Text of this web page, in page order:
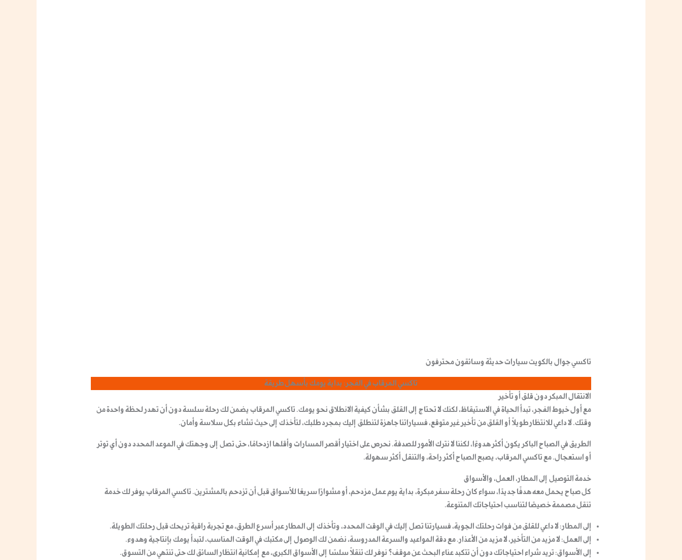
تاكسي جوال بالكويت سيارات حديثة وسائقون محترفون
تاكسي المرقاب في الفجر: بداية يومك بأسهل طريقة
الانتقال المبكر دون قلق أو تأخير
مع أول خيوط الفجر، تبدأ الحياة في الاستيقاظ، لكنك لا تحتاج إلى القلق بشأن كيفية الانطلاق نحو يومك. تاكسي المرقابيضمن لك رحلة سلسة دون أن تهدر لحظة واحدة من
وقتك. لا داعي للانتظار طويلاً أو القلق من تأخير غير متوقع، فسياراتنا جاهزة لتنطلق إليك بمجرد طلبك، لتأخذك إلى حيث تشاء بكل سلاسة وأمان.
الطريق في الصباح الباكر يكون أكثر هدوءًا، لكننا لا نترك الأمور للصدفة. نحرص على اختيار أقصر المسارات وأقلها ازدحامًا، حتى تصل إلى وجهتك في الموعد المحدد دون أي توتر
أو استعجال. مع تاكسي المرقاب، يصبح الصباح أكثر راحة، والتنقل أكثر سهولة.
خدمة التوصيل إلى المطار، العمل، والأسواق
كل صباح يحمل معه هدفًا جديدًا، سواء كان رحلة سفر مبكرة، بداية يوم عمل مزدحم، أو مشوارًا سريعًا للأسواق قبل أن تزدحم بالمشترين. تاكسي المرقابيوفر لك خدمة
تنقل مصممة خصيصًا لتناسب احتياجاتك المتنوعة.
إلى المطار: لا داعي للقلق من فوات رحلتك الجوية، فسيارتنا تصل إليك في الوقت المحدد، وتأخذك إلى المطار عبر أسرع الطرق، مع تجربة راقية تريحك قبل رحلتك الطويلة.
إلى العمل: لا مزيد من التأخير، لا مزيد من الأعذار. مع دقة المواعيد والسرعة المدروسة، نضمن لك الوصول إلى مكتبك في الوقت المناسب، لتبدأ يومك بإنتاجية وهدوء.
إلى الأسواق: تريد شراء احتياجاتك دون أن تتكبد عناء البحث عن موقف؟ نوفر لك تنقلًا سلسًا إلى الأسواق الكبرى، مع إمكانية انتظار السائق لك حتى تنتهي من التسوق.